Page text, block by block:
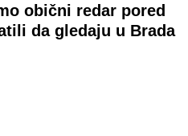
obični redar pored
da gledaju u Brada